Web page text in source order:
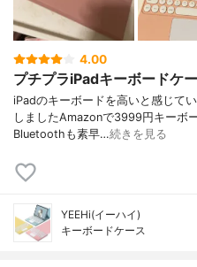
4.00
プチプラiPadキーボードケ
iPadのキーボードを高いと感じて
しましたAmazonで3999円キーボ
Bluetoothも素早…続きを見る
YEEHi(イーハイ)
キーボードケース